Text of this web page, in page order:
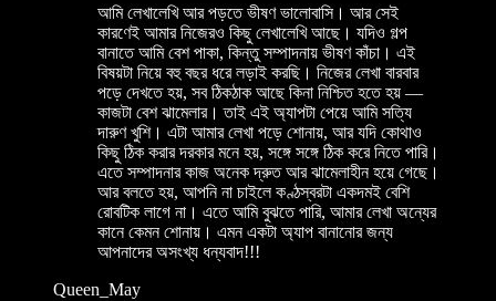
আমি লেখালেখি আর পড়তে ভীষণ ভালোবাসি। আর সেই
কারণেই আমার নিজেরও কিছু লেখালেখি আছে। যদিও গল্প
বানাতে আমি বেশ পাকা, কিন্তু সম্পাদনায় ভীষণ কাঁচা। এই
বিষয়টা নিয়ে বহু বছর ধরে লড়াই করছি। নিজের লেখা বারবার
পড়ে দেখতে হয়, সব ঠিকঠাক আছে কিনা নিশ্চিত হতে হয় —
কাজটা বেশ ঝামেলার। তাই এই অ্যাপটা পেয়ে আমি সত্যি
দারুণ খুশি। এটা আমার লেখা পড়ে শোনায়, আর যদি কোথাও
কিছু ঠিক করার দরকার মনে হয়, সঙ্গে সঙ্গে ঠিক করে নিতে পারি।
এতে সম্পাদনার কাজ অনেক দ্রুত আর ঝামেলাহীন হয়ে গেছে।
আর বলতে হয়, আপনি না চাইলে কণ্ঠস্বরটা একদমই বেশি
রোবটিক লাগে না। এতে আমি বুঝতে পারি, আমার লেখা অন্যের
কানে কেমন শোনায়। এমন একটা অ্যাপ বানানোর জন্য
আপনাদের অসংখ্য ধন্যবাদ!!!
Queen_May